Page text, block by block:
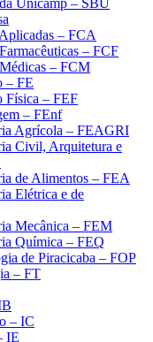
Unicamp – SBU
– FCA
– FCF
– FCM
– FE
Física – FEF
– FEnf
Agrícola – FEAGRI
Civil, Arquitetura e
de Alimentos – FEA
Elétrica e de
Mecânica – FEM
Química – FEQ
de Piracicaba – FOP
– FT
– IC
IE